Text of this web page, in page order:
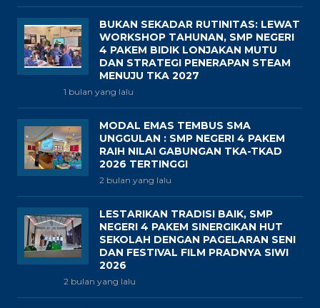
BUKAN SEKADAR RUTINITAS: LEWAT
WORKSHOP TAHUNAN, SMP NEGERI
4 PAKEM BIDIK LONJAKAN MUTU
DAN STRATEGI PENERAPAN STEAM
MENUJU TKA 2027
1 bulan yang lalu
MODAL EMAS TEMBUS SMA
UNGGULAN : SMP NEGERI 4 PAKEM
RAIH NILAI GABUNGAN TKA-TKAD
2026 TERTINGGI
2 bulan yang lalu
LESTARIKAN TRADISI BAIK, SMP
NEGERI 4 PAKEM SINERGIKAN HUT
SEKOLAH DENGAN PAGELARAN SENI
DAN FESTIVAL FILM PRADNYA SIWI
2026
2 bulan yang lalu